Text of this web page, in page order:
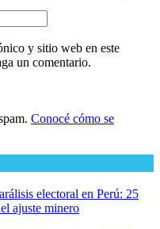
y sitio web en este
un comentario.
Conocé cómo se